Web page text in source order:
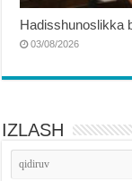
Hadisshunoslikka
03/08/2026
IZLASH